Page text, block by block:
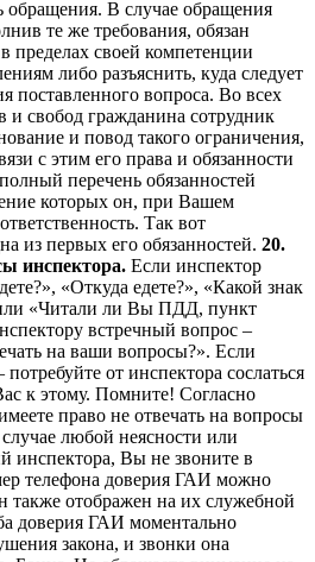
В случае обращения
те же требования, обязан
пределах своей компетенции
либо разъяснить, куда следует
поставленного вопроса. Во всех
и свобод гражданина сотрудник
и повод такого ограничения,
с этим его права и обязанности
перечень обязанностей
которых он, при Вашем
Так вот
из первых его обязанностей. 20.
инспектора. Если инспектор
«Откуда едете?», «Какой знак
«Читали ли Вы ПДД, пункт
встречный вопрос –
на ваши вопросы?». Если
от инспектора сослаться
к этому. Помните! Согласно
право не отвечать на вопросы
любой неясности или
инспектора, Вы не звоните в
телефона доверия ГАИ можно
также отображен на их служебной
доверия ГАИ моментально
закона, и звонки она